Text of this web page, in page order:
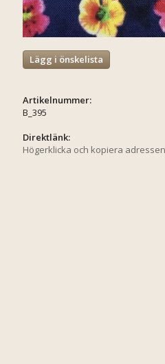
Lägg i önskelista
Artikelnummer:
B_395
Direktlänk:
Högerklicka och kopiera adressen